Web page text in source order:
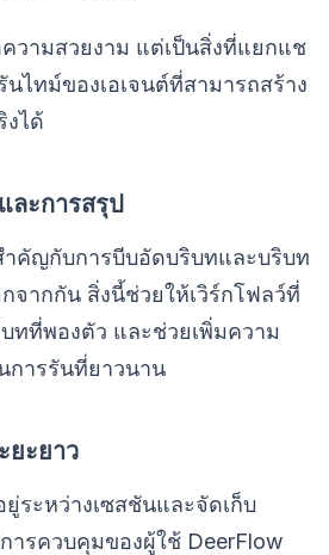
วามสวยงาม แต่เป็นสิ่งที่แยกแช
ไทม์ของเอเจนต์ที่สามารถสร้าง
งได้
ละการสรุป
ำคัญกับการบีบอัดบริบทและบริบท
จากกัน สิ่งนี้ช่วยให้เวิร์กโฟลว์ที่
ทที่พองตัว และช่วยเพิ่มความ
การรันที่ยาวนาน
ยะยาว
ระหว่างเซสชันและจัดเก็บ
ารควบคุมของผู้ใช้ DeerFlow